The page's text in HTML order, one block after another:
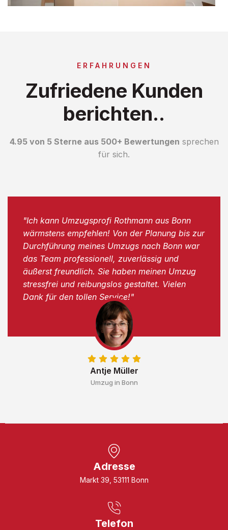
ERFAHRUNGEN
Zufriedene Kunden
berichten..
4.95 von 5 Sterne aus 500+ Bewertungen sprechen
für sich.
Antje Müller
Umzug in Bonn
"Ich kann Umzugsprofi Rothmann aus Bonn
wärmstens empfehlen! Von der Planung bis zur
Durchführung meines Umzugs nach Bonn war
das Team professionell, zuverlässig und
äußerst freundlich. Sie haben meinen Umzug
stressfrei und reibungslos gestaltet. Vielen
Dank für den tollen Service!"
Adresse
Markt 39, 53111 Bonn
Telefon